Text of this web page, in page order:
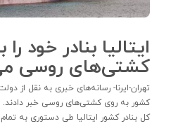
ایتالیا بنادر خود
کشتی‌های روسی
تهران-ایرنا- رسانه‌های خبری به نقل از
کشور به روی کشتی‌های روسی خبر دادند.
کل بنادر کشور ایتالیا طی دستوری به